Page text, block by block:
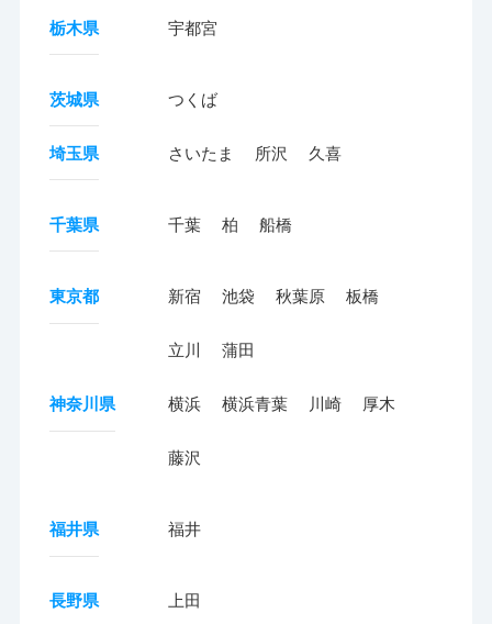
栃木県 宇都宮
茨城県 つくば
埼玉県 さいたま 所沢 久喜
千葉県 千葉 柏 船橋
東京都 新宿 池袋 秋葉原 板橋
立川 蒲田
神奈川県 横浜 横浜青葉 川崎 厚木
藤沢
福井県 福井
長野県 上田